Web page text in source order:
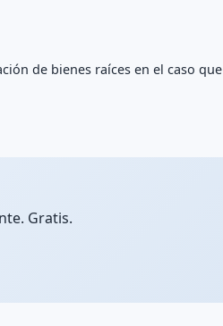
de bienes raíces en el caso que
Gratis.